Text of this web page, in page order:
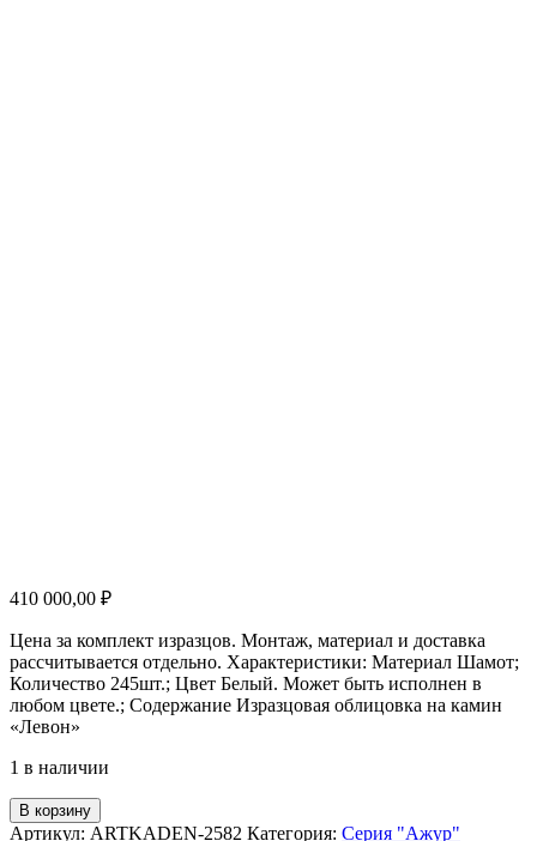
410 000,00 ₽
Цена за комплект изразцов. Монтаж, материал и доставка
рассчитывается отдельно. Характеристики: Материал Шамот;
Количество 245шт.; Цвет Белый. Может быть исполнен в
любом цвете.; Содержание Изразцовая облицовка на камин
«Левон»
1 в наличии
Количество
товара
В корзину
Артикул: ARTKADEN-2582 Категория: Серия "Ажур"